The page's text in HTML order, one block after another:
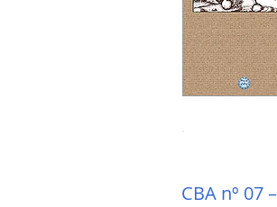
CBA nº 07